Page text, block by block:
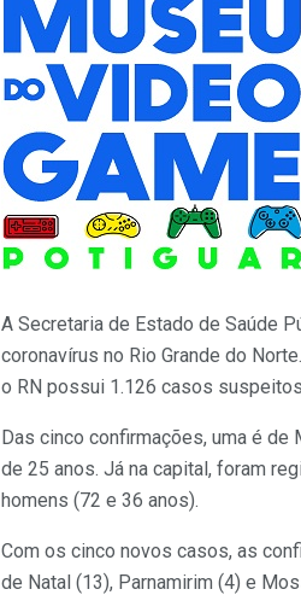
A Secretaria de Estado de Saúde
coronavírus no Rio Grande do
o RN possui 1.126 casos
Das cinco confirmações, uma é de
de 25 anos. Já na capital, foram
homens (72 e 36 anos).
Com os cinco novos casos, as
de Natal (13), Parnamirim (4) e